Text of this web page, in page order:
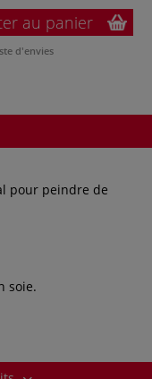
au panier
d'envies
pour peindre de
soie.